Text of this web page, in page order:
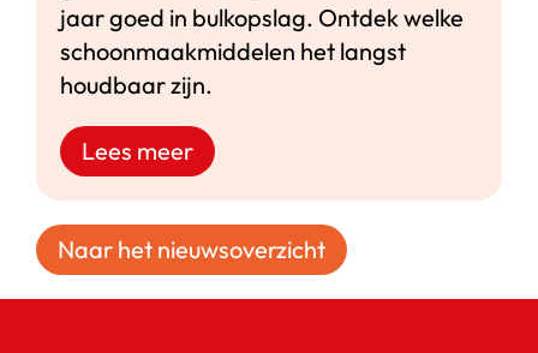
jaar goed in bulkopslag. Ontdek welke
schoonmaakmiddelen het langst
houdbaar zijn.
Lees meer
Naar het nieuwsoverzicht